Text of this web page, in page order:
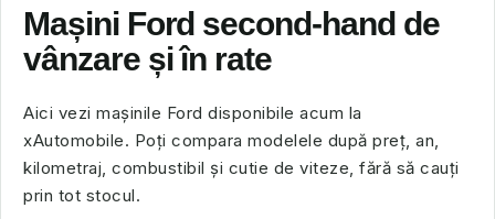
Mașini Ford second-hand de
vânzare și în rate
Aici vezi mașinile Ford disponibile acum la
xAutomobile. Poți compara modelele după preț, an,
kilometraj, combustibil și cutie de viteze, fără să cauți
prin tot stocul.